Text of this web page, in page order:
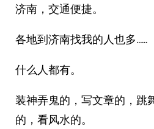
济南，交通便捷。
各地到济南找我的人也多……
什么人都有。
装神弄鬼的，写文章的，跳
的，看风水的。